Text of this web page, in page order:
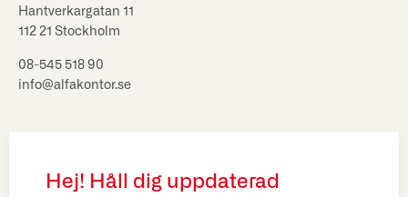
Hantverkargatan 11
112 21 Stockholm
08-545 518 90
info@alfakontor.se
Hej! Håll dig uppdaterad